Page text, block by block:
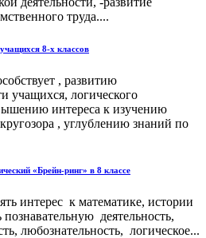
труда....
8-х классов
, развитию
учащихся, логического
интереса к изучению
, углублению знаний по
«Брейн-ринг» в 8 классе
интерес к математике, истории
деятельность,
любознательность, логическое...